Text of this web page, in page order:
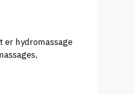
er hydromassage